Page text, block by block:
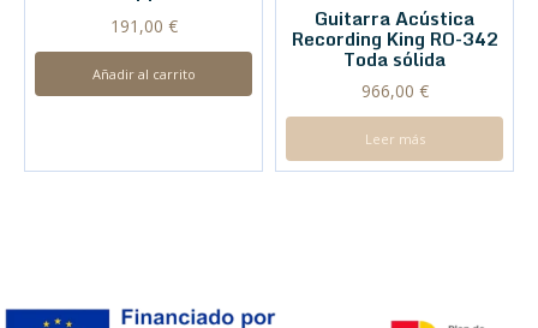
191,00 €
Añadir al carrito
Guitarra Acústica
Recording King RO-342
Toda sólida
966,00 €
Leer más